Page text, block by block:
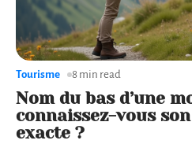
Nom du bas d’une
connaissez-vous
exacte ?
Tourisme 8 min read